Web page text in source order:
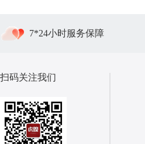
7*24小时服务保障
扫码关注我们